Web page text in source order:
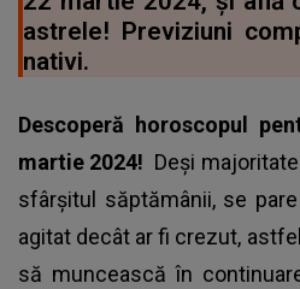
astrele! Previziuni
nativi.
Descoperă horoscopul
martie 2024! Deși
sfârșitul săptămânii, se
agitat decât ar fi crezut,
să muncească în